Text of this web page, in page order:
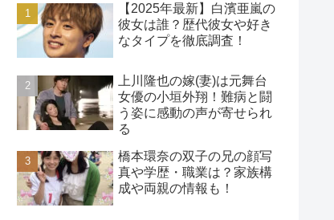
【2025年最新】白濱亜嵐の
彼女は誰？歴代彼女や好き
なタイプを徹底調査！
上川隆也の嫁(妻)は元舞台
女優の小垣外翔！難病と闘
う姿に感動の声が寄せられ
る
橋本環奈の双子の兄の顔写
真や学歴・職業は？家族構
成や両親の情報も！